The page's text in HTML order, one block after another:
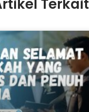
Terkait